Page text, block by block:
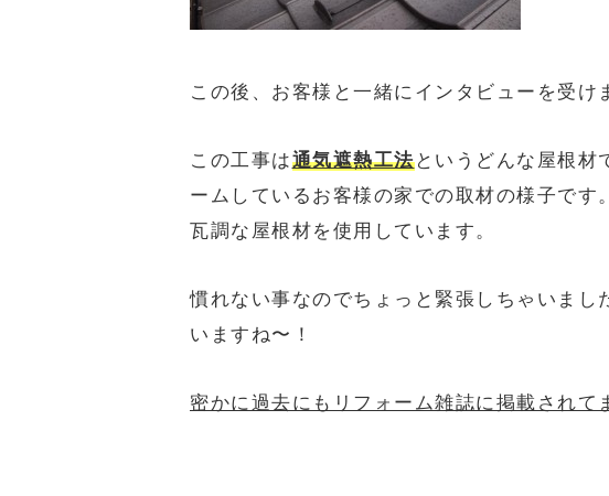
この後、お客様と一緒にインタビューを受け
この工事は通気遮熱工法というどんな屋根材
ームしているお客様の家での取材の様子で
瓦調な屋根材を使用しています。
慣れない事なのでちょっと緊張しちゃいまし
いますね〜！
密かに過去にもリフォーム雑誌に掲載されて